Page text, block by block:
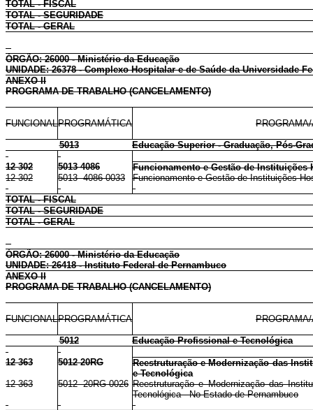
TOTAL - FISCAL
TOTAL - SEGURIDADE
TOTAL - GERAL
ÓRGÃO: 26000 - Ministério da Educação
UNIDADE: 26378 - Complexo Hospitalar e de Saúde da Universidade
ANEXO II
PROGRAMA DE TRABALHO (CANCELAMENTO)
FUNCIONALPROGRAMÁTICA
5013 Educação Superior - Graduação, Pós-
12 302 5013 4086
Funcionamento e Gestão de Instituições
12 302
5013 4086 0033 Funcionamento e Gestão de Instituições
TOTAL - FISCAL
TOTAL - SEGURIDADE
TOTAL - GERAL
ÓRGÃO: 26000 - Ministério da Educação
UNIDADE: 26418 - Instituto Federal de Pernambuco
ANEXO II
PROGRAMA DE TRABALHO (CANCELAMENTO)
FUNCIONALPROGRAMÁTICA
5012 Educação Profissional e Tecnológica
12 363 5012 20RG
Reestruturação e Modernização das
e Tecnológica
12 363
5012 20RG 0026 Reestruturação e Modernização das
Tecnológica - No Estado de Pernambuco